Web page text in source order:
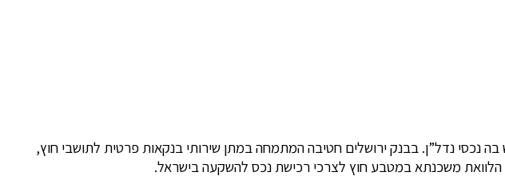
נכסי נדל”ן. בבנק ירושלים חטיבה המתמחה במתן שירותי בנקאות פרטית לתושבי חוץ,
הלוואת משכנתא במטבע חוץ לצרכי רכישת נכס להשקעה בישראל.